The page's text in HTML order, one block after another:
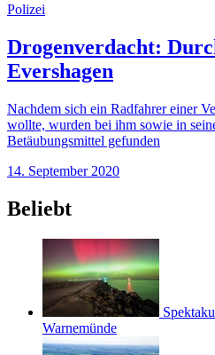
Polizei
Drogenverdacht:
Evershagen
Nachdem sich ein Radfahrer einer
wollte, wurden bei ihm sowie in
Betäubungsmittel gefunden
14. September 2020
Beliebt
Warnemünde